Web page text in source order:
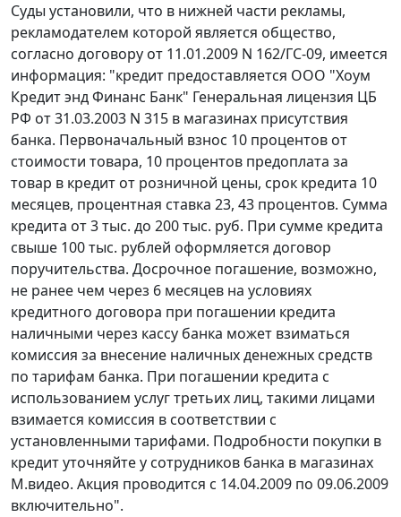
Суды установили, что в нижней части рекламы,
рекламодателем которой является общество,
согласно договору от 11.01.2009 N 162/ГС-09, имеется
информация: "кредит предоставляется ООО "Хоум
Кредит энд Финанс Банк" Генеральная лицензия ЦБ
РФ от 31.03.2003 N 315 в магазинах присутствия
банка. Первоначальный взнос 10 процентов от
стоимости товара, 10 процентов предоплата за
товар в кредит от розничной цены, срок кредита 10
месяцев, процентная ставка 23, 43 процентов. Сумма
кредита от 3 тыс. до 200 тыс. руб. При сумме кредита
свыше 100 тыс. рублей оформляется договор
поручительства. Досрочное погашение, возможно,
не ранее чем через 6 месяцев на условиях
кредитного договора при погашении кредита
наличными через кассу банка может взиматься
комиссия за внесение наличных денежных средств
по тарифам банка. При погашении кредита с
использованием услуг третьих лиц, такими лицами
взимается комиссия в соответствии с
установленными тарифами. Подробности покупки в
кредит уточняйте у сотрудников банка в магазинах
М.видео. Акция проводится с 14.04.2009 по 09.06.2009
включительно".